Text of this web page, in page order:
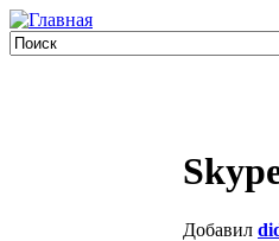
Добавил